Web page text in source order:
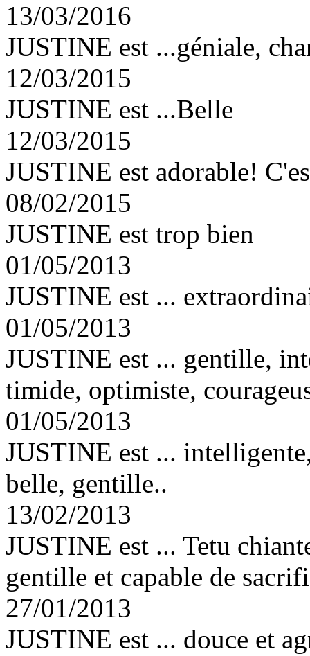
13/03/2016
JUSTINE est ...géniale,
12/03/2015
JUSTINE est ...Belle
12/03/2015
JUSTINE est adorable!
08/02/2015
JUSTINE est trop bien
01/05/2013
JUSTINE est ...
01/05/2013
JUSTINE est ... gentille,
timide, optimiste,
01/05/2013
JUSTINE est ...
belle, gentille..
13/02/2013
JUSTINE est ... Tetu
gentille et capable de
27/01/2013
JUSTINE est ... douce et